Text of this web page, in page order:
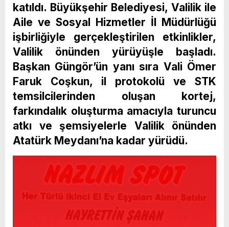
katıldı. Büyükşehir Belediyesi, Valilik ile
Aile ve Sosyal Hizmetler İl Müdürlüğü
işbirliğiyle gerçekleştirilen etkinlikler,
Valilik önünden yürüyüşle başladı.
Başkan Güngör’ün yanı sıra Vali Ömer
Faruk Coşkun, il protokolü ve STK
temsilcilerinden oluşan kortej,
farkındalık oluşturma amacıyla turuncu
atkı ve şemsiyelerle Valilik önünden
Atatürk Meydanı’na kadar yürüdü.